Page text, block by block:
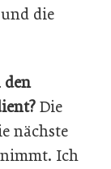
die
den
Die
nächste
nimmt. Ich